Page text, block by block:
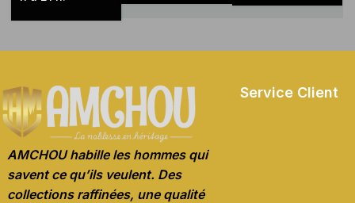
AMCHOU habille les hommes qui
savent ce qu’ils veulent. Des
collections raffinées, une qualité
Service Client